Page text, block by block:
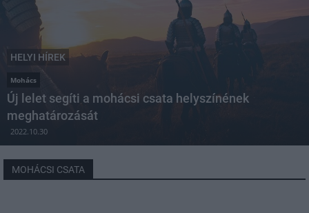
HELYI HÍREK
Mohács
Új lelet segíti a mohácsi csata helyszínének
meghatározását
2022.10.30
MOHÁCSI CSATA